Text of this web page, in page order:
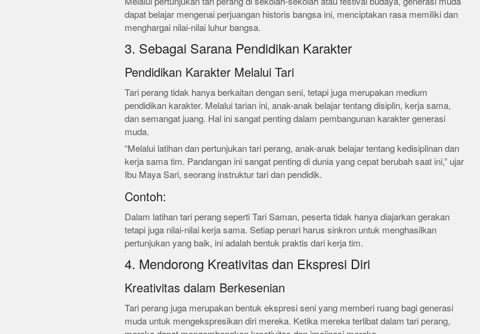
dapat belajar mengenai perjuangan historis bangsa ini, menciptakan rasa memiliki dan
menghargai nilai-nilai luhur bangsa.
3. Sebagai Sarana Pendidikan Karakter
Pendidikan Karakter Melalui Tari
Tari perang tidak hanya berkaitan dengan seni, tetapi juga merupakan medium
pendidikan karakter. Melalui tarian ini, anak-anak belajar tentang disiplin, kerja sama,
dan semangat juang. Hal ini sangat penting dalam pembangunan karakter generasi
muda.
“Melalui latihan dan pertunjukan tari perang, anak-anak belajar tentang kedisiplinan dan
kerja sama tim. Pandangan ini sangat penting di dunia yang cepat berubah saat ini,” ujar
Ibu Maya Sari, seorang instruktur tari dan pendidik.
Contoh:
Dalam latihan tari perang seperti Tari Saman, peserta tidak hanya diajarkan gerakan
tetapi juga nilai-nilai kerja sama. Setiap penari harus sinkron untuk menghasilkan
pertunjukan yang baik, ini adalah bentuk praktis dari kerja tim.
4. Mendorong Kreativitas dan Ekspresi Diri
Kreativitas dalam Berkesenian
Tari perang juga merupakan bentuk ekspresi seni yang memberi ruang bagi generasi
muda untuk mengekspresikan diri mereka. Ketika mereka terlibat dalam tari perang,